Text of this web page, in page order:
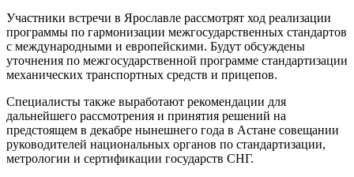
Участники встречи в Ярославле рассмотрят ход реализации
программы по гармонизации межгосударственных стандартов
с международными и европейскими. Будут обсуждены
уточнения по межгосударственной программе стандартизации
механических транспортных средств и прицепов.
Специалисты также выработают рекомендации для
дальнейшего рассмотрения и принятия решений на
предстоящем в декабре нынешнего года в Астане совещании
руководителей национальных органов по стандартизации,
метрологии и сертификации государств СНГ.